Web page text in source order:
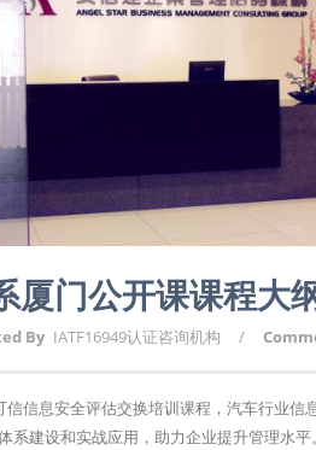
厦门公开课课程大
By IATF16949认证咨询机构 /
信信息安全评估交换培训课程，汽车行业
系建设和实战应用，助力企业提升管理水